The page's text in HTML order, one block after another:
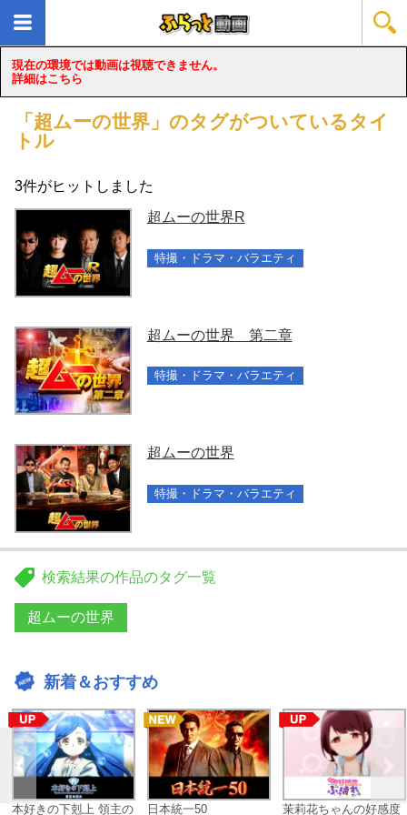
現在の環境では動画は視聴できません。
詳細はこちら
「 超ムーの世界 」のタグがついているタイ
トル
3件がヒットしました
超ムーの世界R
特撮・ドラマ・バラエティ
超ムーの世界 第二章
特撮・ドラマ・バラエティ
超ムーの世界
特撮・ドラマ・バラエティ
検索結果の作品のタグ一覧
超ムーの世界
新着＆おすすめ
本好きの下剋上 領主の 日本統一50 茉莉花ちゃんの好感度